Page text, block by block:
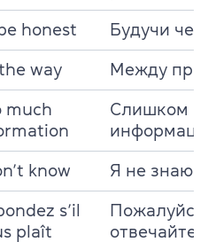
honest Будучи
way Между
much
Слишком
know Я не знаю
s’il
plaît
отвечайте